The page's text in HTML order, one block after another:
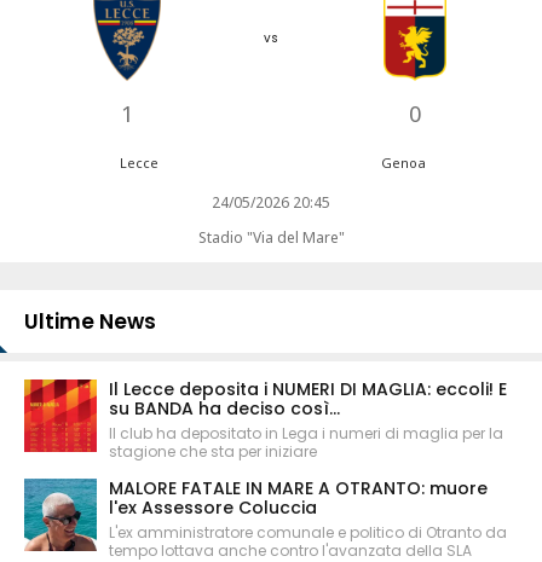
1
vs
0
Lecce Genoa
24/05/2026 20:45
Stadio "Via del Mare"
Ultime News
Il Lecce deposita i NUMERI DI MAGLIA: eccoli! E
su BANDA ha deciso così...
Il club ha depositato in Lega i numeri di maglia per la
stagione che sta per iniziare
MALORE FATALE IN MARE A OTRANTO: muore
l'ex Assessore Coluccia
L'ex amministratore comunale e politico di Otranto da
tempo lottava anche contro l'avanzata della SLA